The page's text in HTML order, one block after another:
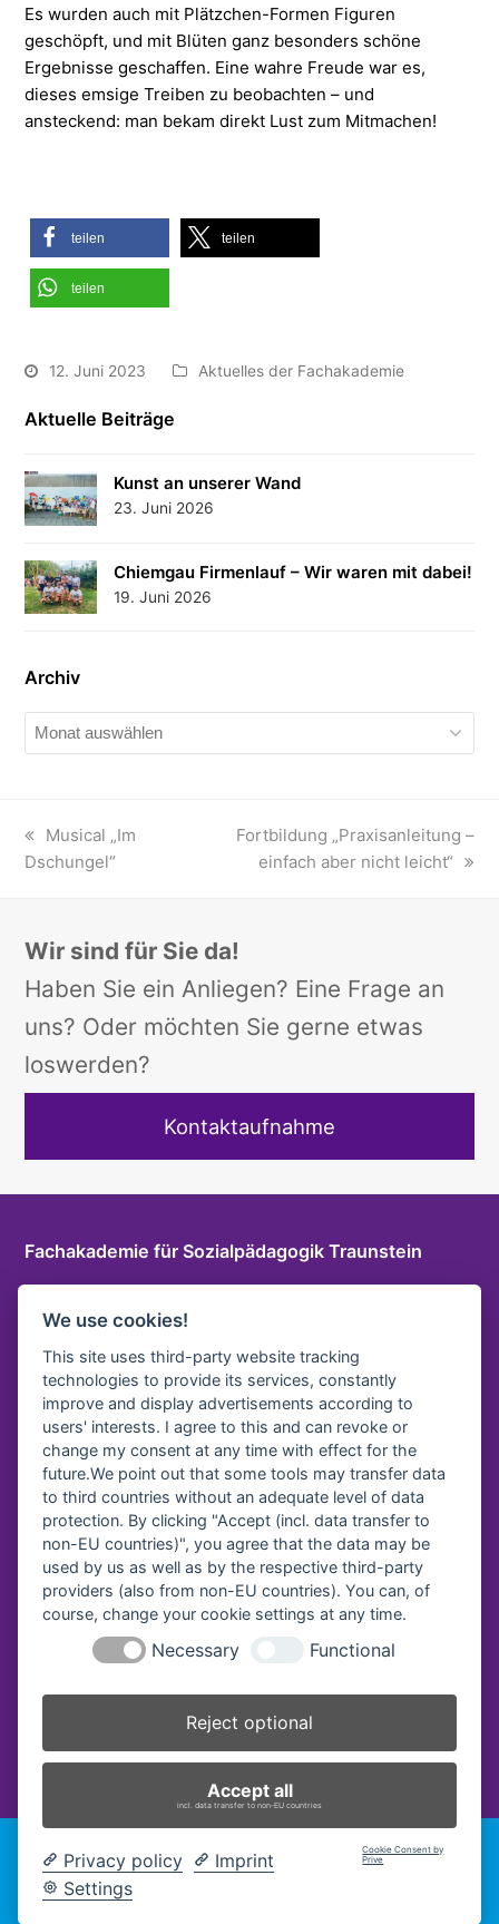
Es wurden auch mit Plätzchen-Formen Figuren
geschöpft, und mit Blüten ganz besonders schöne
Ergebnisse geschaffen. Eine wahre Freude war es,
dieses emsige Treiben zu beobachten – und
ansteckend: man bekam direkt Lust zum Mitmachen!
teilen teilen
teilen
12. Juni 2023 Aktuelles der Fachakademie
Aktuelle Beiträge
Kunst an unserer Wand
23. Juni 2026
Chiemgau Firmenlauf – Wir waren mit dabei!
19. Juni 2026
Archiv
Archiv
vorheriger
Beitrag:
Musical „Im
Dschungel“
Nächster
Beitrag:
Fortbildung „Praxisanleitung –
einfach aber nicht leicht“
Wir sind für Sie da!
Haben Sie ein Anliegen? Eine Frage an
uns? Oder möchten Sie gerne etwas
loswerden?
Kontaktaufnahme
Fachakademie für Sozialpädagogik Traunstein
+49 861 9096115 0
E-Mail
LOGIN INTERNER BEREICH
Vereinsregister-Nr:
Amtsgericht Traunstein, VR 40
2026 Fachakademie für Sozialpädagogik Traunstein -
Impressum|
We use cookies!
This site uses third-party website tracking
technologies to provide its services, constantly
improve and display advertisements according to
users' interests. I agree to this and can revoke or
change my consent at any time with effect for the
future.We point out that some tools may transfer data
to third countries without an adequate level of data
protection. By clicking "Accept (incl. data transfer to
non-EU countries)", you agree that the data may be
used by us as well as by the respective third-party
providers (also from non-EU countries). You can, of
course, change your cookie settings at any time.
Necessary Functional
Reject optional
Accept all
incl. data transfer to non-EU countries
Privacy policy
Imprint
Settings
Cookie Consent by
Prive